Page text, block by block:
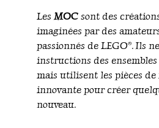
Les MOC sont des
imaginées par des
passionnés de LEGO®. Ils
instructions des
mais utilisent les pièces de
innovante pour créer
nouveau.